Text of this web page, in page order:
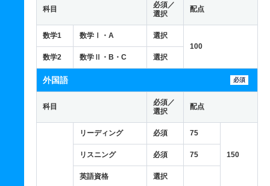
科目
必須／
選択
配点
数学1 数学Ⅰ・A
選択
100
数学2
数学Ⅱ・B・C 選択
外国語 必須
科目
必須／
選択
配点
リーディング 必須 75
150
リスニング 必須 75
英語資格 選択